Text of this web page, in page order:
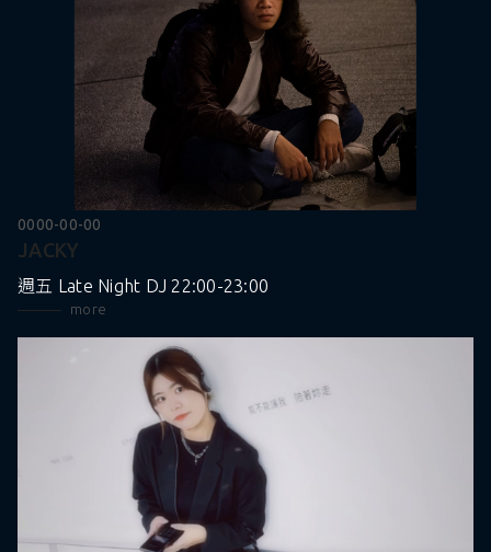
0000-00-00
JACKY
週五 Late Night DJ 22:00-23:00
more